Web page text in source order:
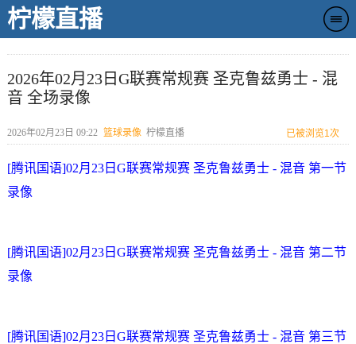
柠檬直播
2026年02月23日G联赛常规赛 圣克鲁兹勇士 - 混
音 全场录像
2026年02月23日 09:22 篮球录像 柠檬直播 已被浏览1次
[腾讯国语]02月23日G联赛常规赛 圣克鲁兹勇士 - 混音 第一节
录像
[腾讯国语]02月23日G联赛常规赛 圣克鲁兹勇士 - 混音 第二节
录像
[腾讯国语]02月23日G联赛常规赛 圣克鲁兹勇士 - 混音 第三节